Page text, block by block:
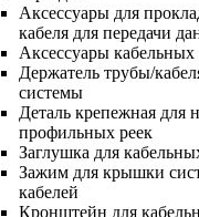
Аксессуары для
кабеля для передачи
Аксессуары
Держатель трубы/
системы
Деталь крепежная для
профильных реек
Заглушка для
Зажим для крышки
кабелей
Кронштейн для